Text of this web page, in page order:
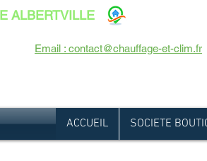
ALBERTVILLE
Email : contact@chauffage-et-clim.fr
ACCUEIL SOCIETE